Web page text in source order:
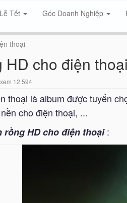
Tết Góc Doanh Nghiệp
thoại
cho điện thoại
12.594
thoại là album được tuyển
cho điện thoại, ...
HD cho điện thoại: